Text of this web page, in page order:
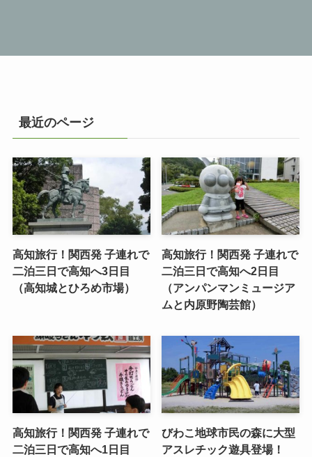
最近のページ
高知旅行！関西発 子連れで
二泊三日で高知へ3日目
（高知城とひろめ市場）
高知旅行！関西発 子連れで
二泊三日で高知へ2日目
（アンパンマンミュージア
ムと内原野陶芸館）
高知旅行！関西発 子連れで
二泊三日で高知へ1日目
びわこ地球市民の森に大型
アスレチック遊具登場！